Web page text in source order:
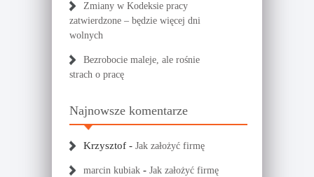
Zmiany w Kodeksie pracy
zatwierdzone – będzie więcej dni
wolnych
Bezrobocie maleje, ale rośnie
strach o pracę
Najnowsze komentarze
Krzysztof - Jak założyć firmę
marcin kubiak - Jak założyć firmę